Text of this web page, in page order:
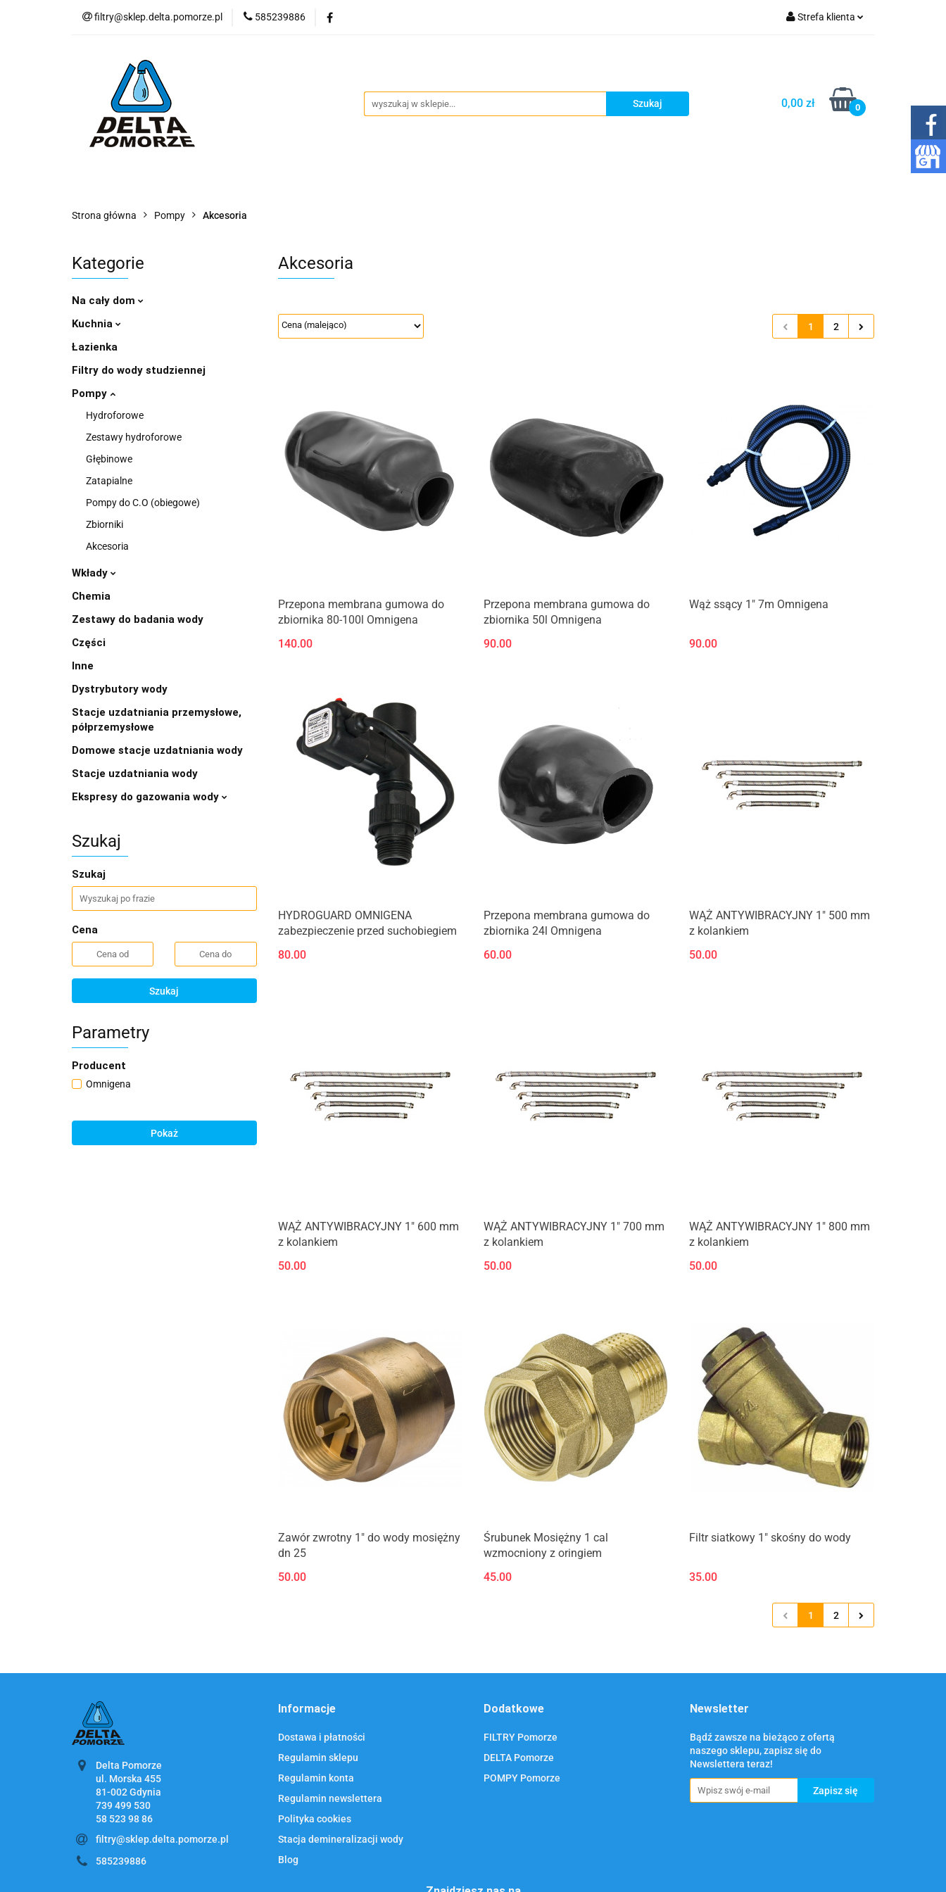
filtry@sklep.delta.pomorze.pl 585239886 Strefa klienta
Dodaj zgłoszenie
Zgody cookies
0,00 zł 0
Nowości Blog Zobacz
Strona główna Pompy Akcesoria
Kategorie
Na cały dom
Kuchnia
Łazienka
Filtry do wody studziennej
Pompy
Hydroforowe
Zestawy hydroforowe
Głębinowe
Zatapialne
Pompy do C.O (obiegowe)
Zbiorniki
Akcesoria
Wkłady
Chemia
Zestawy do badania wody
Części
Inne
Dystrybutory wody
Stacje uzdatniania przemysłowe,
półprzemysłowe
Domowe stacje uzdatniania wody
Stacje uzdatniania wody
Ekspresy do gazowania wody
Szukaj
Szukaj
Cena
Szukaj
Parametry
Producent
Omnigena
Pokaż
Akcesoria
1 2
Przepona membrana gumowa do
zbiornika 80-100l Omnigena
140.00
Przepona membrana gumowa do
zbiornika 50l Omnigena
90.00
Wąż ssący 1" 7m Omnigena
90.00
HYDROGUARD OMNIGENA
zabezpieczenie przed suchobiegiem
80.00
Przepona membrana gumowa do
zbiornika 24l Omnigena
60.00
WĄŻ ANTYWIBRACYJNY 1" 500 mm
z kolankiem
50.00
WĄŻ ANTYWIBRACYJNY 1" 600 mm
z kolankiem
50.00
WĄŻ ANTYWIBRACYJNY 1" 700 mm
z kolankiem
50.00
WĄŻ ANTYWIBRACYJNY 1" 800 mm
z kolankiem
50.00
Zawór zwrotny 1" do wody mosiężny
dn 25
50.00
Śrubunek Mosiężny 1 cal
wzmocniony z oringiem
45.00
Filtr siatkowy 1" skośny do wody
35.00
1 2
Delta Pomorze
ul. Morska 455
739 499 530
58 523 98 86
filtry@sklep.delta.pomorze.pl
585239886
Informacje
Dostawa i płatności
Regulamin sklepu
Regulamin konta
Regulamin newslettera
Polityka cookies
Stacja demineralizacji wody
Blog
Dodatkowe
FILTRY Pomorze
DELTA Pomorze
POMPY Pomorze
Newsletter
Bądź zawsze na bieżąco z ofertą
naszego sklepu, zapisz się do
Newslettera teraz!